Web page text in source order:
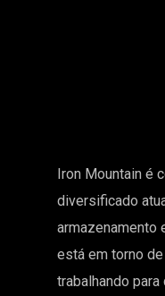
Iron Mountain é
diversificado
armazenamento
está em torno
trabalhando